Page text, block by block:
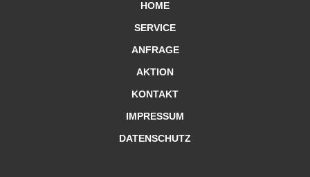
HOME
SERVICE
ANFRAGE
AKTION
KONTAKT
IMPRESSUM
DATENSCHUTZ